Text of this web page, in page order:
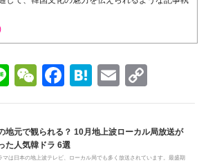
Li
n
W
e
h
F
a
e
H
at
n
E
m o
y
地元で観られる？ 10月地上波ローカル局放送が
た人気韓ドラ 6選
マは日本の地上波テレビ、ローカル局でも多く放送されています。最盛期